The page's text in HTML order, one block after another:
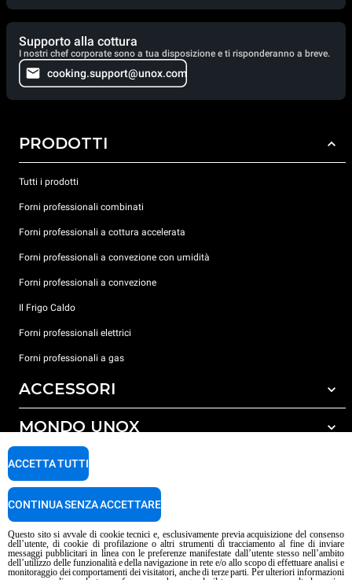
Supporto alla cottura
I nostri chef corporate sono a tua disposizione e ti risponderanno a breve.
cooking.support@unox.com
PRODOTTI
Tutti i prodotti
Forni professionali combinati
Forni professionali a cottura accelerata
Forni professionali a convezione con umidità
Forni professionali a convezione
Il Frigo Caldo
Forni professionali elettrici
Forni professionali a gas
ACCESSORI
Tutti gli accessori
Detergenti per lavaggio automatico
Detergenti per lavaggio manuale
Trattamento acqua con filtro a resine
MONDO UNOX
Le nostre sedi nel mondo
Carriere Unox
SUPPORTO
Garanzia Unox
Trova Centri Service
Informativa sui contenuti IA
Privacy policy Cookie policy
Questo sito si avvale di cookie tecnici e, esclusivamente previa acquisizione del consenso
dell’utente, di cookie di profilazione o altri strumenti di tracciamento al fine di inviare
messaggi pubblicitari in linea con le preferenze manifestate dall’utente stesso nell’ambito
dell’utilizzo delle funzionalità e della navigazione in rete e/o allo scopo di effettuare analisi e
monitoraggio dei comportamenti dei visitatori, anche di terze parti. Per ulteriori informazioni
ACCETTA TUTTI
CONTINUA SENZA ACCETTARE